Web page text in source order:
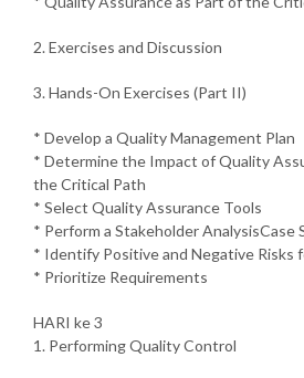
2. Exercises and Discussion
3. Hands-On Exercises (Part II)
* Develop a Quality Management Plan
* Determine the Impact of Quality
the Critical Path
* Select Quality Assurance Tools
* Perform a Stakeholder AnalysisCase
* Identify Positive and Negative Risks
* Prioritize Requirements
HARI ke 3
1. Performing Quality Control